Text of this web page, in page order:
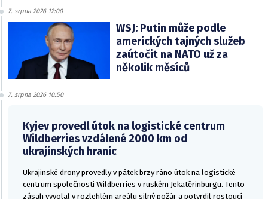
7. srpna 2026 12:00
WSJ: Putin může podle
amerických tajných služeb
zaútočit na NATO už za
několik měsíců
7. srpna 2026 10:50
Kyjev provedl útok na logistické centrum
Wildberries vzdálené 2000 km od
ukrajinských hranic
Ukrajinské drony provedly v pátek brzy ráno útok na logistické
centrum společnosti Wildberries v ruském Jekatěrinburgu. Tento
zásah vyvolal v rozlehlém areálu silný požár a potvrdil rostoucí